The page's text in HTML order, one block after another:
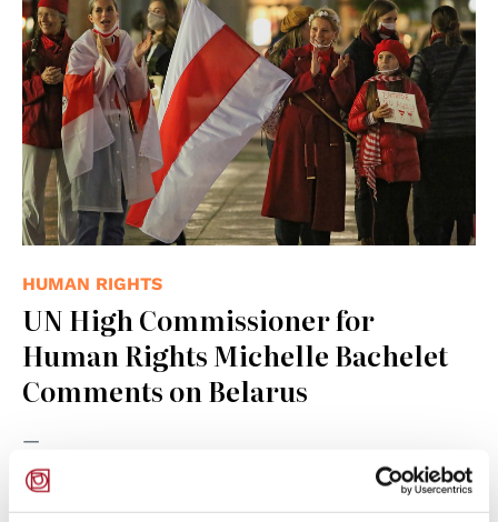
HUMAN RIGHTS
UN High Commissioner for
Human Rights Michelle Bachelet
Comments on Belarus